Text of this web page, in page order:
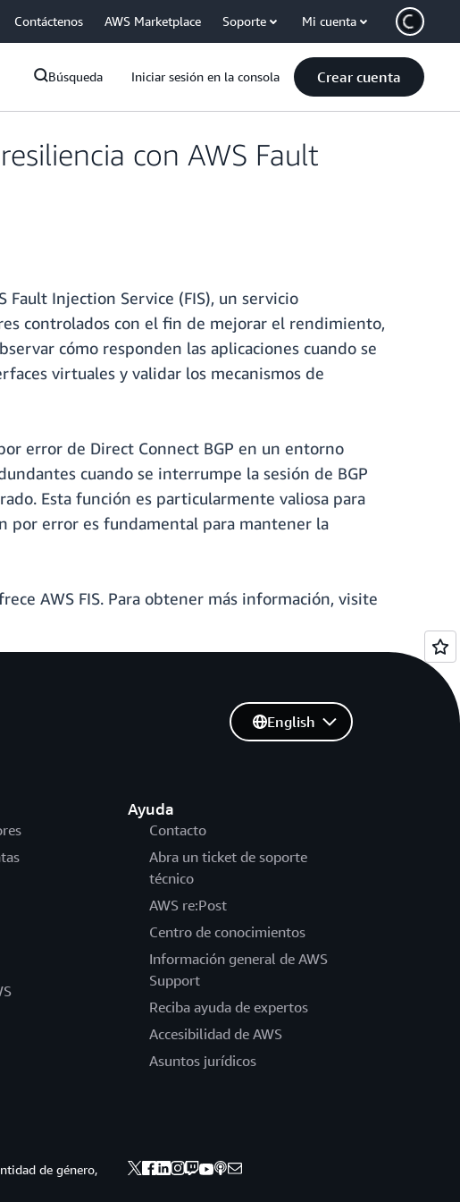
Contáctenos AWS Marketplace Soporte Mi cuenta
Búsqueda Iniciar sesión en la consola Crear cuenta
con AWS Fault
Fault Injection Service (FIS), un servicio
controlados con el fin de mejorar el rendimiento,
cómo responden las aplicaciones cuando se
virtuales y validar los mecanismos de
error de Direct Connect BGP en un entorno
cuando se interrumpe la sesión de BGP
Esta función es particularmente valiosa para
por error es fundamental para mantener la
AWS FIS. Para obtener más información, visite
Ayuda
Contacto
Abra un ticket de soporte
técnico
AWS re:Post
Centro de conocimientos
Información general de AWS
Support
Reciba ayuda de expertos
Accesibilidad de AWS
Asuntos jurídicos
English
de género,